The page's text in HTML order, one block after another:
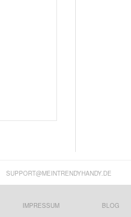
SUPPORT@MEINTRENDYHANDY.DE
IMPRESSUM BLOG